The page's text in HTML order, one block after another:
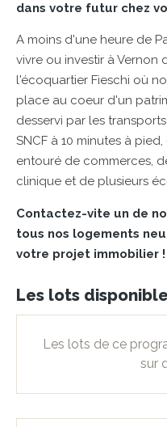
dans votre futur chez
A moins d'une heure de
vivre ou investir à Vernon
l'écoquartier Fieschi où
place au coeur d'un
desservi par les
SNCF à 10 minutes à
entouré de commerces,
clinique et de plusieurs
Contactez-vite un de
tous nos logements
votre projet immobilier !
Les lots
Les lots de ce
sur